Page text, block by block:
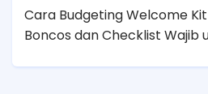
Cara Budgeting Welcome
Boncos dan Checklist Wajib